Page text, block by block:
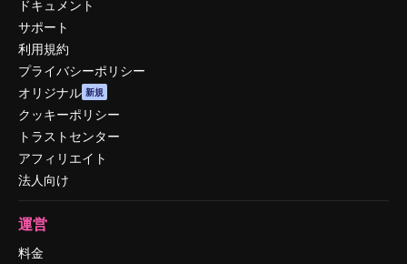
ドキュメント
サポート
利用規約
プライバシーポリシー
オリジナル 新規
クッキーポリシー
トラストセンター
アフィリエイト
法人向け
運営
料金